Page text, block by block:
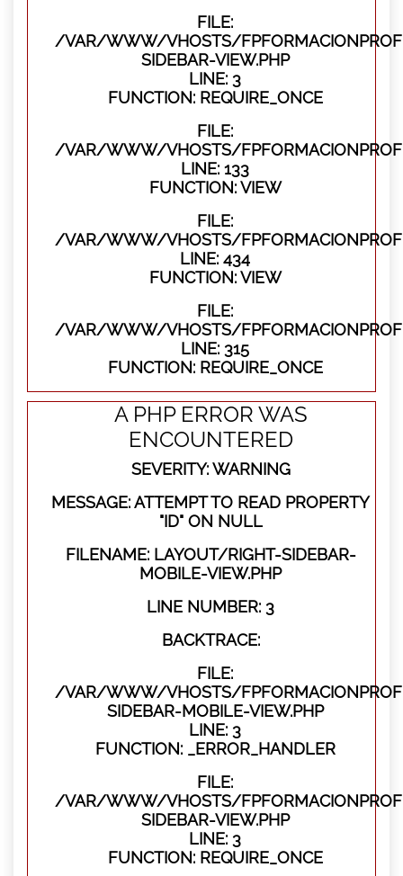
FILE:
/VAR/WWW/VHOSTS/
SIDEBAR-VIEW.PHP
LINE: 3
FUNCTION: REQUIRE_ONCE
FILE:
/VAR/WWW/VHOSTS/
LINE: 133
FUNCTION: VIEW
FILE:
/VAR/WWW/VHOSTS/
LINE: 434
FUNCTION: VIEW
FILE:
/VAR/WWW/VHOSTS/
LINE: 315
FUNCTION: REQUIRE_ONCE
A PHP ERROR WAS
ENCOUNTERED
SEVERITY: WARNING
MESSAGE: ATTEMPT TO READ PROPERTY
"ID" ON NULL
FILENAME: LAYOUT/RIGHT-SIDEBAR-
MOBILE-VIEW.PHP
LINE NUMBER: 3
BACKTRACE:
FILE:
/VAR/WWW/VHOSTS/
SIDEBAR-MOBILE-VIEW.PHP
LINE: 3
FUNCTION: _ERROR_HANDLER
FILE:
/VAR/WWW/VHOSTS/
SIDEBAR-VIEW.PHP
LINE: 3
FUNCTION: REQUIRE_ONCE